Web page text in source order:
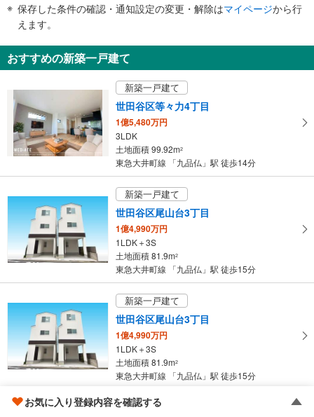
知
を
け
取
る
・
条
マ
イ
ペ
ー
ジ
存
す
る
保存した条件の確認・通知設定の変更・解除はマイページから行
えます。
おすすめの新築一戸建て
新築一戸建て
世田谷区等々力4丁目
1億5,480万円
3LDK
土地面積 99.92m2
東急大井町線 「九品仏」駅 徒歩14分
新築一戸建て
世田谷区尾山台3丁目
1億4,990万円
1LDK＋3S
土地面積 81.9m2
東急大井町線 「九品仏」駅 徒歩15分
新築一戸建て
世田谷区尾山台3丁目
1億4,990万円
1LDK＋3S
土地面積 81.9m2
東急大井町線 「九品仏」駅 徒歩15分
成約でもらえる
お気に入り登録内容を確認する